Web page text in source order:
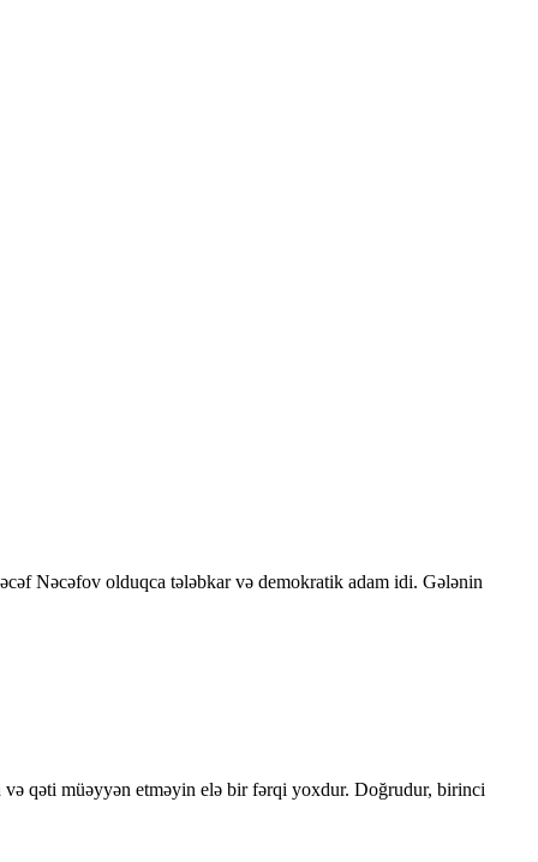
Nəcəfov olduqca tələbkar və demokratik adam idi. Gələnin
və qəti müəyyən etməyin elə bir fərqi yoxdur. Doğrudur, birinci